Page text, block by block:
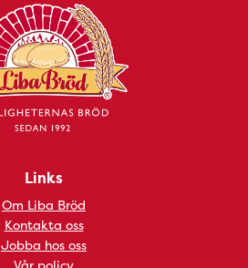
Links
Om Liba Bröd
Kontakta oss
Jobba hos oss